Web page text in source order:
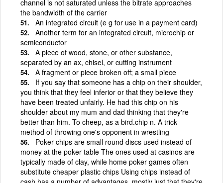
channel is not saturated unless the bitrate approaches
the bandwidth of the carrier
An integrated circuit (e g for use in a payment card)
Another term for an integrated circuit, microchip or
semiconductor
A piece of wood, stone, or other substance,
separated by an ax, chisel, or cutting instrument
A fragment or piece broken off; a small piece
If you say that someone has a chip on their shoulder,
you think that they feel inferior or that they believe they
have been treated unfairly. He had this chip on his
shoulder about my mum and dad thinking that they're
better than him. To cheep, as a bird.chip n. A trick
method of throwing one's opponent in wrestling
Poker chips are small round discs used instead of
money at the poker table The ones used at casinos are
typically made of clay, while home poker games often
substitute cheaper plastic chips Using chips instead of